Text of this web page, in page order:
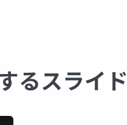
るスライド